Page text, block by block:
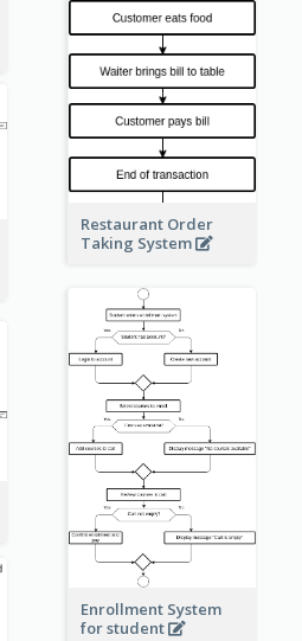
Restaurant Order
Taking System
Enrollment System
for student